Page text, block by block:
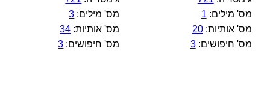
מס' מילים: 1
מס' אותיות:20
מס' חיפושים:3
מס' מילים: 3
מס' אותיות: 34
מס' חיפושים: 3